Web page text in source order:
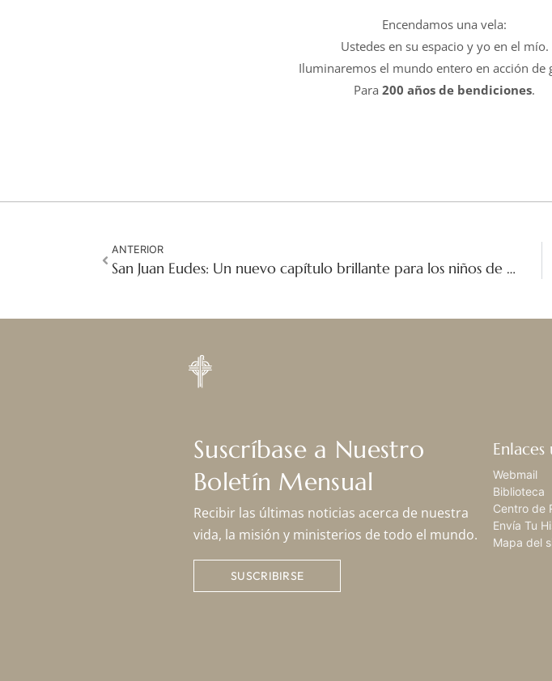
Encendamos una vela:
Ustedes en su espacio y yo en el mío.
Iluminaremos el mundo entero en acción de
Para200 años de bendiciones.
ANTERIOR
San Juan Eudes: Un nuevo capítulo brillante para los niños de Ecuador
Suscríbase a Nuestro
Boletín Mensual
Recibir las últimas noticias acerca de nuestra
vida, la misión y ministerios de todo el mundo.
SUSCRIBIRSE
Webmail
Biblioteca
Centro de
Envía Tu
Mapa del